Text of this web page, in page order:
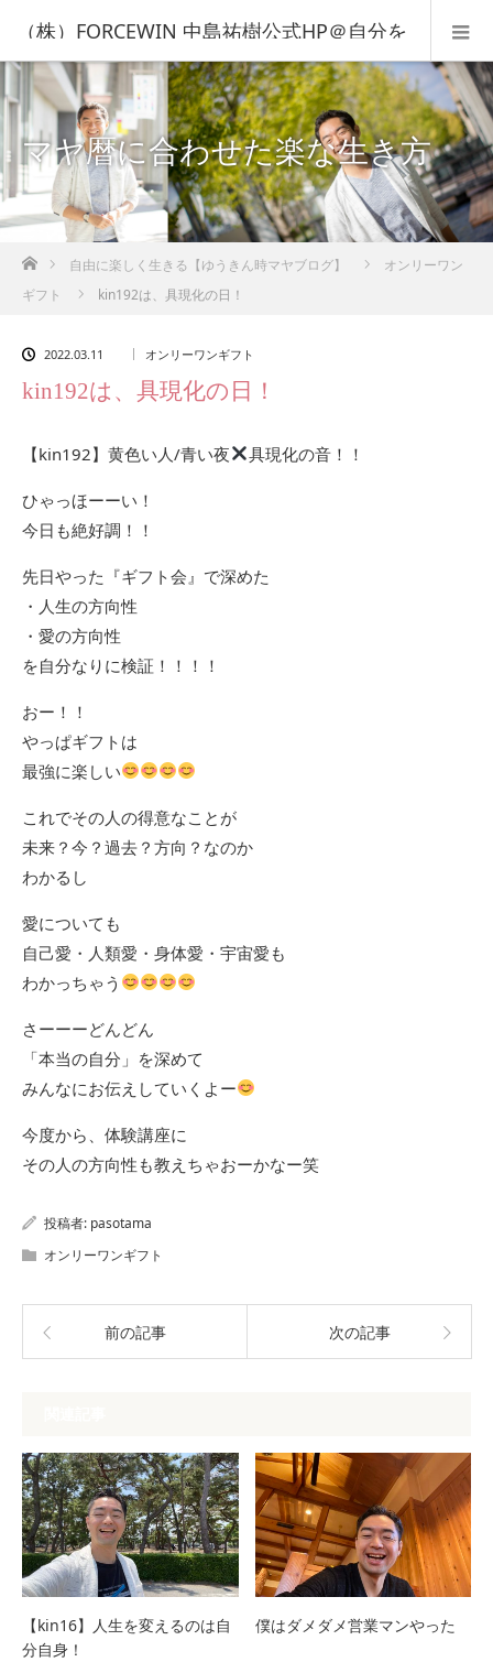
（株）FORCEWIN 中島祐樹公式HP＠自分を
知って人生を変える！
マヤ暦に合わせた楽な生き方
ホーム自由に楽しく生きる【ゆうきん時マヤブログ】
オンリーワン
ギフト
kin192は、具現化の日！
2022.03.11 オンリーワンギフト
kin192は、具現化の日！
【kin192】黄色い人/青い夜 具現化の音！！
ひゃっほーーい！
今日も絶好調！！
先日やった『ギフト会』で深めた
・人生の方向性
・愛の方向性
を自分なりに検証！！！！
おー！！
やっぱギフトは
最強に楽しい
これでその人の得意なことが
未来？今？過去？方向？なのか
わかるし
愛についても
自己愛・人類愛・身体愛・宇宙愛も
わかっちゃう
さーーーどんどん
「本当の自分」を深めて
みんなにお伝えしていくよー
今度から、体験講座に
その人の方向性も教えちゃおーかなー笑
投稿者: pasotama
オンリーワンギフト
前の記事 次の記事
【kin16】人生を変えるのは自
分自身！
僕はダメダメ営業マンやった